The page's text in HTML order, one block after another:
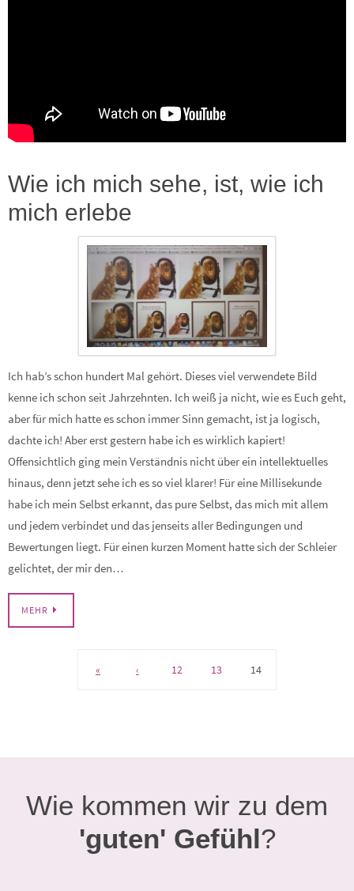
Wie ich mich sehe, ist, wie ich
mich erlebe
Ich hab’s schon hundert Mal gehört. Dieses viel verwendete Bild
kenne ich schon seit Jahrzehnten. Ich weiß ja nicht, wie es Euch geht,
aber für mich hatte es schon immer Sinn gemacht, ist ja logisch,
dachte ich! Aber erst gestern habe ich es wirklich kapiert!
Offensichtlich ging mein Verständnis nicht über ein intellektuelles
hinaus, denn jetzt sehe ich es so viel klarer! Für eine Millisekunde
habe ich mein Selbst erkannt, das pure Selbst, das mich mit allem
und jedem verbindet und das jenseits aller Bedingungen und
Bewertungen liegt. Für einen kurzen Moment hatte sich der Schleier
gelichtet, der mir den…
MEHR
« ‹ 12 13 14
Wie kommen wir zu dem
'guten' Gefühl?